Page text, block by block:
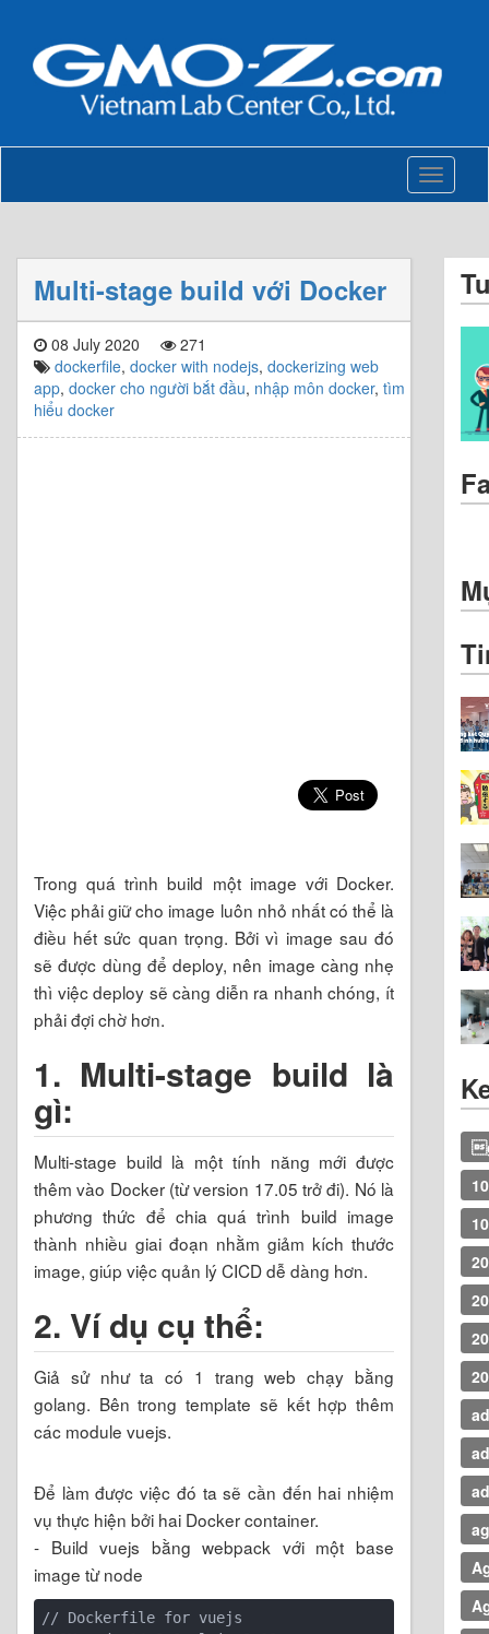
Toggle
Multi-stage build với Docker
08 July 2020
271
dockerfile, docker with nodejs, dockerizing web
app, docker cho người bắt đầu, nhập môn docker, tìm
hiểu docker
Trong quá trình build một image với Docker.
Việc phải giữ cho image luôn nhỏ nhất có thể là
điều hết sức quan trọng. Bởi vì image sau đó
sẽ được dùng để deploy, nên image càng nhẹ
thì việc deploy sẽ càng diễn ra nhanh chóng, ít
phải đợi chờ hơn.
1. Multi-stage build là
gì:
Multi-stage build là một tính năng mới được
thêm vào Docker (từ version 17.05 trở đi). Nó là
phương thức để chia quá trình build image
thành nhiều giai đoạn nhằm giảm kích thước
image, giúp việc quản lý CICD dễ dàng hơn.
2. Ví dụ cụ thể:
Giả sử như ta có 1 trang web chạy bằng
golang. Bên trong template sẽ kết hợp thêm
các module vuejs.
Để làm được việc đó ta sẽ cần đến hai nhiệm
vụ thực hiện bởi hai Docker container.
- Build vuejs bằng webpack với một base
image từ node